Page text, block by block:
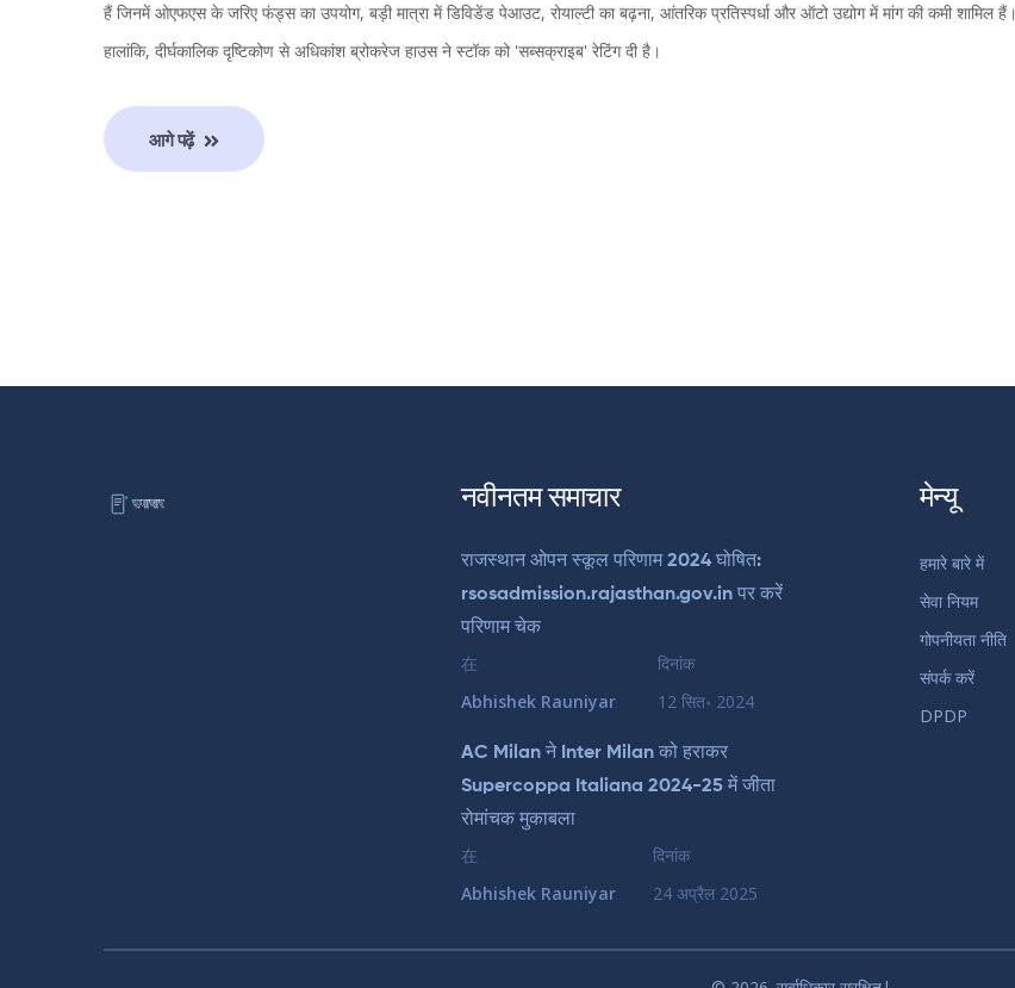
हैं जिनमें ओएफएस के जरिए फंड्स का उपयोग, बड़ी मात्रा में डिविडेंड पेआउट, रोयाल्टी का बढ़ना, आंतरिक प्रतिस्पर्धा और ऑटो उद्योग में मांग की कमी शामिल हैं।
हालांकि, दीर्घकालिक दृष्टिकोण से अधिकांश ब्रोकरेज हाउस ने स्टॉक को 'सब्सक्राइब' रेटिंग दी है।
आगे पढ़ें
नवीनतम समाचार
राजस्थान ओपन स्कूल परिणाम 2024 घोषित:
rsosadmission.rajasthan.gov.in पर करें
परिणाम चेक
在
Abhishek Rauniyar
दिनांक
12 सित॰ 2024
AC Milan ने Inter Milan को हराकर
Supercoppa Italiana 2024-25 में जीता
रोमांचक मुकाबला
在
Abhishek Rauniyar
दिनांक
24 अप्रैल 2025
मेन्यू
हमारे बारे में
सेवा नियम
गोपनीयता नीति
संपर्क करें
DPDP